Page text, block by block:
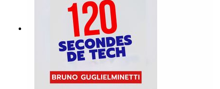
Guglielminetti Découvrez Micrologic.ca